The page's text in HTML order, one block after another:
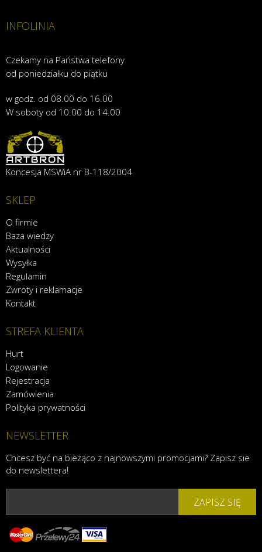
INFOLINIA
Czekamy na Państwa telefony
od poniedziałku do piątku
w godz. od 08.00 do 16.00
W soboty od 10.00 do 14.00
Koncesja MSWiA nr B-118/2004
SKLEP
O firmie
Baza wiedzy
Aktualności
Wysyłka
Regulamin
Zwroty i reklamacje
Kontakt
STREFA KLIENTA
Hurt
Logowanie
Rejestracja
Zamówienia
Polityka prywatności
NEWSLETTER
Chcesz być na bieżąco z najnowszymi promocjami? Zapisz sie
do newslettera!
ZAPISZ SIĘ